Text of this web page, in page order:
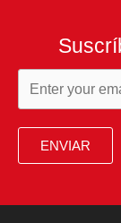
ENVIAR